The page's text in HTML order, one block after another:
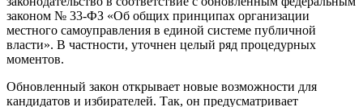
законом № 33-ФЗ «Об общих принципах организации
местного самоуправления в единой системе публичной
власти». В частности, уточнен целый ряд процедурных
моментов.
Обновленный закон открывает новые возможности для
кандидатов и избирателей. Так, он предусматривает